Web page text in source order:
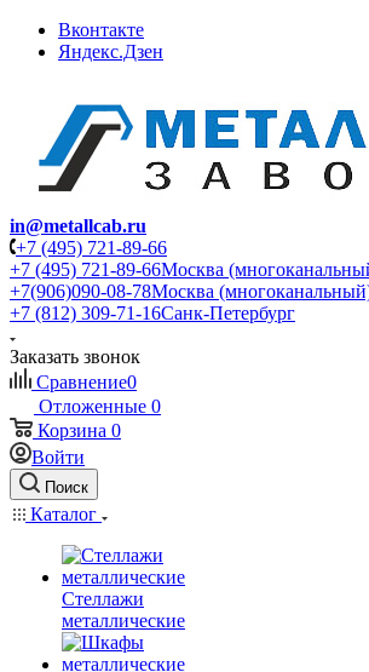
Вконтакте
Яндекс.Дзен
in@metallcab.ru
+7 (495) 721-89-66
+7 (495) 721-89-66Москва
+7(906)090-08-78Москва
+7 (812) 309-71-16Санк-Петербург
Заказать звонок
Сравнение0
Отложенные 0
Корзина 0
Войти
Поиск
Каталог
Стеллажи
металлические